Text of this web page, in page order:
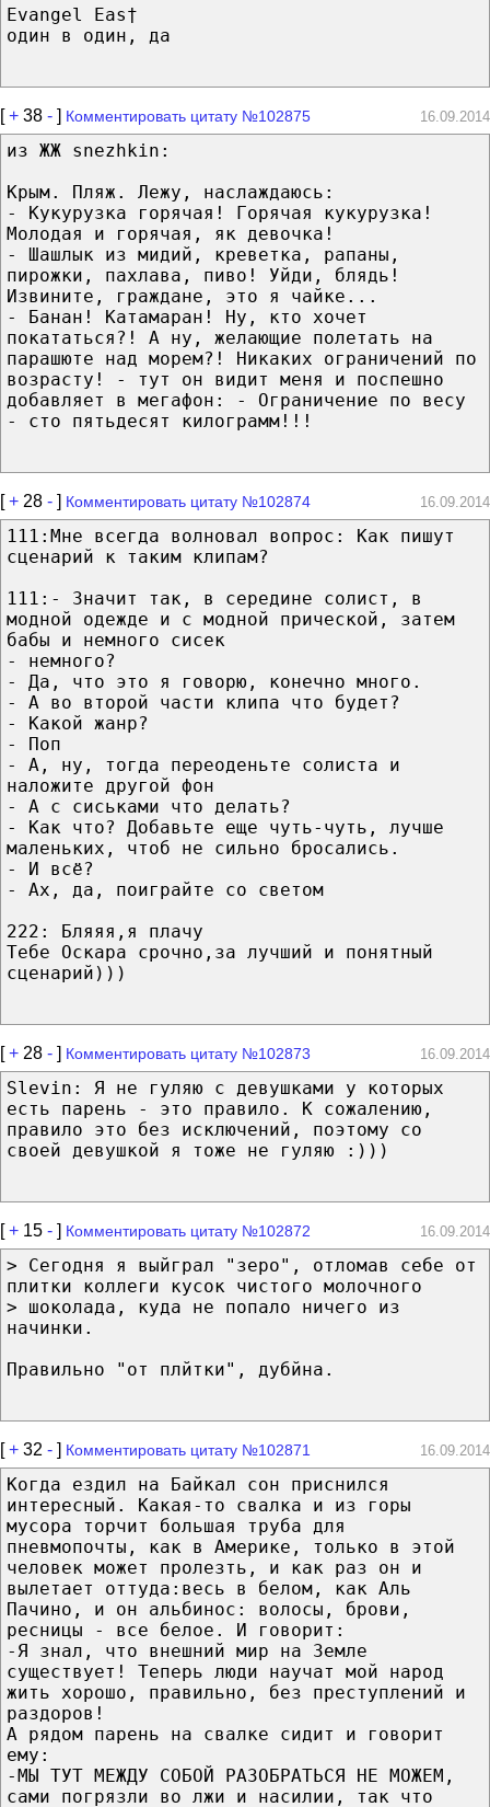
Evangel Eas†
один в один, да
[+ 38 - ] Комментировать цитату №102875 16.09.2014
из ЖЖ snezhkin:
Крым. Пляж. Лежу, наслаждаюсь:
- Кукурузка горячая! Горячая кукурузка!
Молодая и горячая, як девочка!
- Шашлык из мидий, креветка, рапаны,
пирожки, пахлава, пиво! Уйди, блядь!
Извините, граждане, это я чайке...
- Банан! Катамаран! Ну, кто хочет
покататься?! А ну, желающие полетать на
парашюте над морем?! Никаких ограничений по
возрасту! - тут он видит меня и поспешно
добавляет в мегафон: - Ограничение по весу
- сто пятьдесят килограмм!!!
[+ 28 - ] Комментировать цитату №102874 16.09.2014
111:Мне всегда волновал вопрос: Как пишут
сценарий к таким клипам?
111:- Значит так, в середине солист, в
модной одежде и с модной прической, затем
бабы и немного сисек
- немного?
- Да, что это я говорю, конечно много.
- А во второй части клипа что будет?
- Какой жанр?
- Поп
- А, ну, тогда переоденьте солиста и
наложите другой фон
- А с сиськами что делать?
- Как что? Добавьте еще чуть-чуть, лучше
маленьких, чтоб не сильно бросались.
- И всё?
- Ах, да, поиграйте со светом
222: Бляяя,я плачу
Тебе Оскара срочно,за лучший и понятный
сценарий)))
[+ 28 - ] Комментировать цитату №102873 16.09.2014
Slevin: Я не гуляю с девушками у которых
есть парень - это правило. К сожалению,
правило это без исключений, поэтому со
своей девушкой я тоже не гуляю :)))
[+ 15 - ] Комментировать цитату №102872 16.09.2014
> Сегодня я выйграл "зеро", отломав себе от
плитки коллеги кусок чистого молочного
> шоколада, куда не попало ничего из
начинки.
Правильно "от плйтки", дубйна.
[+ 32 - ] Комментировать цитату №102871 16.09.2014
Когда ездил на Байкал сон приснился
интересный. Какая-то свалка и из горы
мусора торчит большая труба для
пневмопочты, как в Америке, только в этой
человек может пролезть, и как раз он и
вылетает оттуда:весь в белом, как Аль
Пачино, и он альбинос: волосы, брови,
ресницы - все белое. И говорит:
-Я знал, что внешний мир на Земле
существует! Теперь люди научат мой народ
жить хорошо, правильно, без преступлений и
раздоров!
А рядом парень на свалке сидит и говорит
ему:
-МЫ ТУТ МЕЖДУ СОБОЙ РАЗОБРАТЬСЯ НЕ МОЖЕМ,
сами погрязли во лжи и насилии, так что